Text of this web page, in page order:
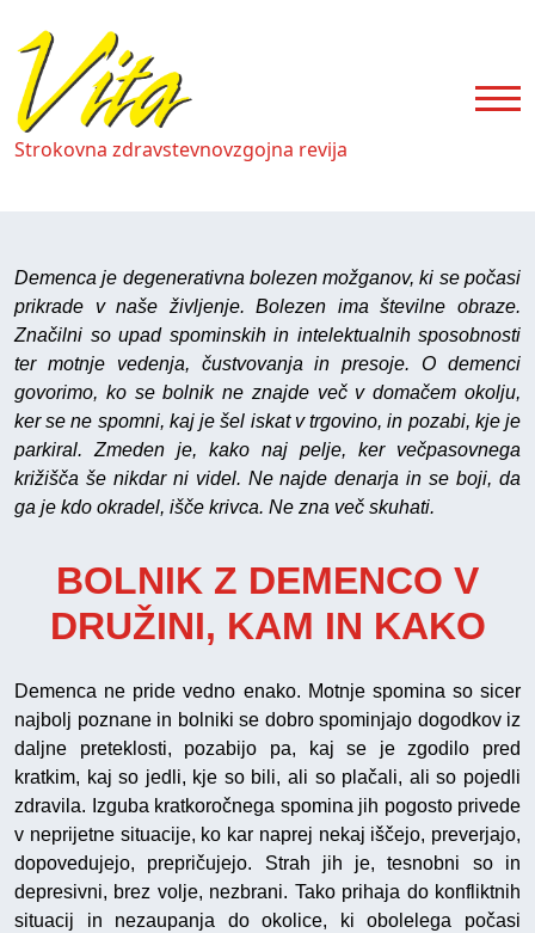
Strokovna zdravstevnovzgojna revija
Demenca je degenerativna bolezen možganov, ki se počasi
prikrade v naše življenje. Bolezen ima številne obraze.
Značilni so upad spominskih in intelektualnih sposobnosti
ter motnje vedenja, čustvovanja in presoje. O demenci
govorimo, ko se bolnik ne znajde več v domačem okolju,
ker se ne spomni, kaj je šel iskat v trgovino, in pozabi, kje je
parkiral. Zmeden je, kako naj pelje, ker večpasovnega
križišča še nikdar ni videl. Ne najde denarja in se boji, da
ga je kdo okradel, išče krivca. Ne zna več skuhati.
BOLNIK Z DEMENCO V
DRUŽINI, KAM IN KAKO
Demenca ne pride vedno enako. Motnje spomina so sicer
najbolj poznane in bolniki se dobro spominjajo dogodkov iz
daljne preteklosti, pozabijo pa, kaj se je zgodilo pred
kratkim, kaj so jedli, kje so bili, ali so plačali, ali so pojedli
zdravila. Izguba kratkoročnega spomina jih pogosto privede
v neprijetne situacije, ko kar naprej nekaj iščejo, preverjajo,
dopovedujejo, prepričujejo. Strah jih je, tesnobni so in
depresivni, brez volje, nezbrani. Tako prihaja do konfliktnih
situacij in nezaupanja do okolice, ki obolelega počasi